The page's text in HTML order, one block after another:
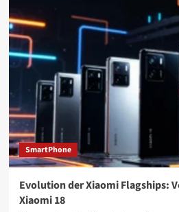
SmartPhone
Evolution der Xiaomi Flagships:
Xiaomi 18